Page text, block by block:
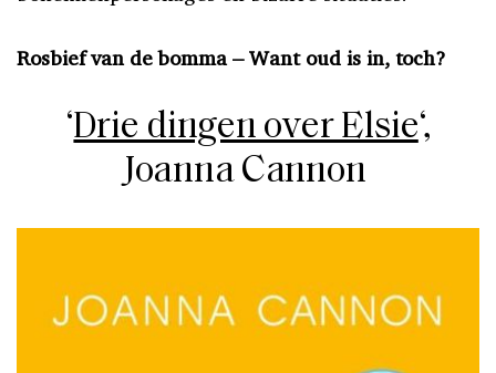
Rosbief van de bomma –Want oud is in, toch?
‘Drie dingen over Elsie‘,
Joanna Cannon